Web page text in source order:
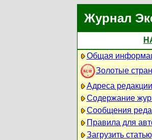
Журнал
Общая
Золотые
Адреса редакции
Содержание
Сообщения
Правила для
Загрузить статью